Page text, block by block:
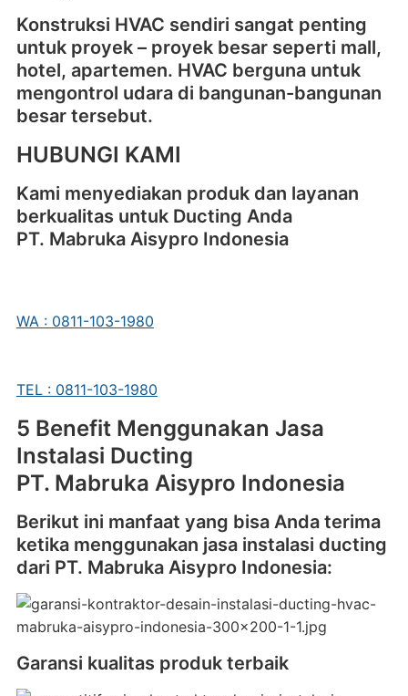
Konstruksi HVAC sendiri sangat penting
untuk proyek – proyek besar seperti mall,
hotel, apartemen. HVAC berguna untuk
mengontrol udara di bangunan-bangunan
besar tersebut.
HUBUNGI KAMI
Kami menyediakan produk dan layanan
berkualitas untuk Ducting Anda
PT. Mabruka Aisypro Indonesia
WA : 0811-103-1980
TEL : 0811-103-1980
5 Benefit Menggunakan Jasa
Instalasi Ducting
PT. Mabruka Aisypro Indonesia
Berikut ini manfaat yang bisa Anda terima
ketika menggunakan jasa instalasi ducting
dari PT. Mabruka Aisypro Indonesia:
Garansi kualitas produk terbaik